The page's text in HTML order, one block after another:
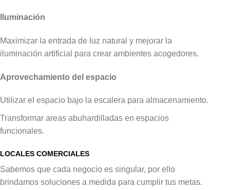
Iluminación
Maximizar la entrada de luz natural y mejorar la
iluminación artificial para crear ambientes acogedores.
Aprovechamiento del espacio
Utilizar el espacio bajo la escalera para almacenamiento.
Transformar areas abuhardilladas en espacios
funcionales.
LOCALES COMERCIALES
Sabemos que cada negocio es singular, por ello
brindamos soluciones a medida para cumplir tus metas.